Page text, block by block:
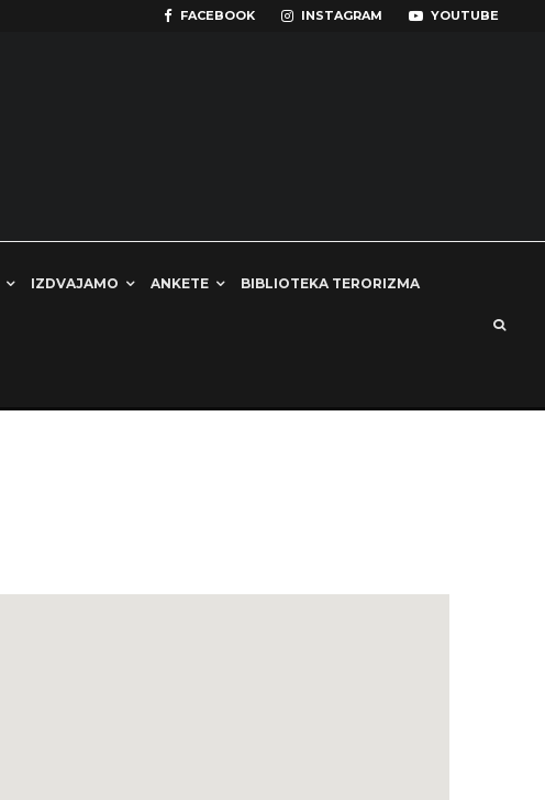
FACEBOOK INSTAGRAM YOUTUBE
IZDVAJAMO ANKETE BIBLIOTEKA TERORIZMA